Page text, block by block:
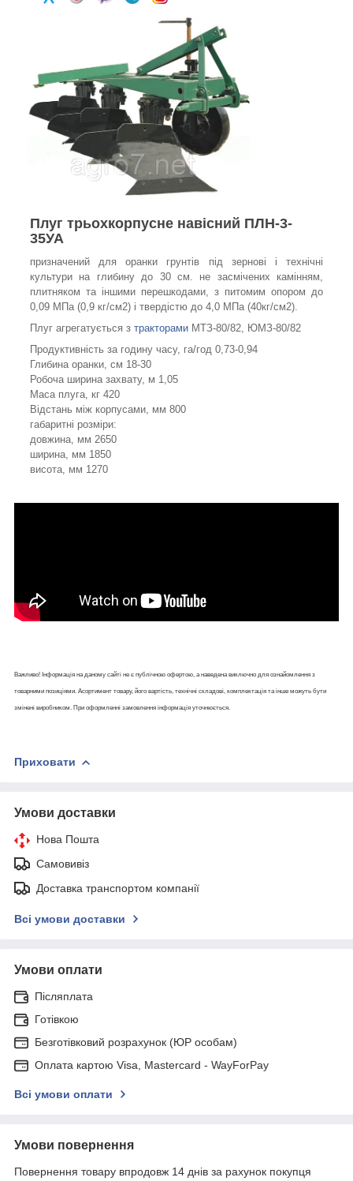
Плуг трьохкорпусне навісний ПЛН-3-
35УА
призначений для оранки грунтів під зернові і технічні
культури на глибину до 30 см. не засмічених камінням,
плитняком та іншими перешкодами, з питомим опором до
0,09 МПа (0,9 кг/см2) і твердістю до 4,0 МПа (40кг/см2).
Плуг агрегатується з тракторами МТЗ-80/82, ЮМЗ-80/82
Продуктивність за годину часу, га/год 0,73-0,94
Глибина оранки, см 18-30
Робоча ширина захвату, м 1,05
Маса плуга, кг 420
Відстань між корпусами, мм 800
габаритні розміри:
довжина, мм 2650
ширина, мм 1850
висота, мм 1270
Важливо! Інформація на даному сайті не є публічною офертою, а наведена виключно для ознайомлення з
товарними позиціями. Асортимент товару, його вартість, технічні складові, комплектація та інше можуть бути
змінені виробником. При оформленні замовлення інформація уточнюється.
Приховати
Умови доставки
Нова Пошта
Самовивіз
Доставка транспортом компанії
Всі умови доставки
Умови оплати
Післяплата
Готівкою
Безготівковий розрахунок (ЮР особам)
Оплата картою Visa, Mastercard - WayForPay
Всі умови оплати
Умови повернення
Повернення товару впродовж 14 днів за рахунок покупця